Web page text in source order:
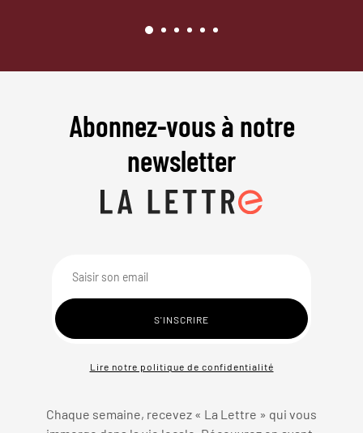
Abonnez-vous à notre
newsletter
Lire notre politique de confidentialité
Chaque semaine, recevez « La Lettre » qui vous